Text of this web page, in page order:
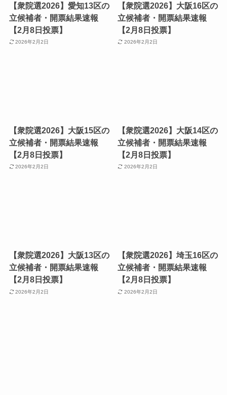
【衆院選2026】愛知13区の
立候補者・開票結果速報
【2月8日投票】
2026年2月2日
【衆院選2026】大阪16区の
立候補者・開票結果速報
【2月8日投票】
2026年2月2日
【衆院選2026】大阪15区の
立候補者・開票結果速報
【2月8日投票】
2026年2月2日
【衆院選2026】大阪14区の
立候補者・開票結果速報
【2月8日投票】
2026年2月2日
【衆院選2026】大阪13区の
立候補者・開票結果速報
【2月8日投票】
2026年2月2日
【衆院選2026】埼玉16区の
立候補者・開票結果速報
【2月8日投票】
2026年2月2日